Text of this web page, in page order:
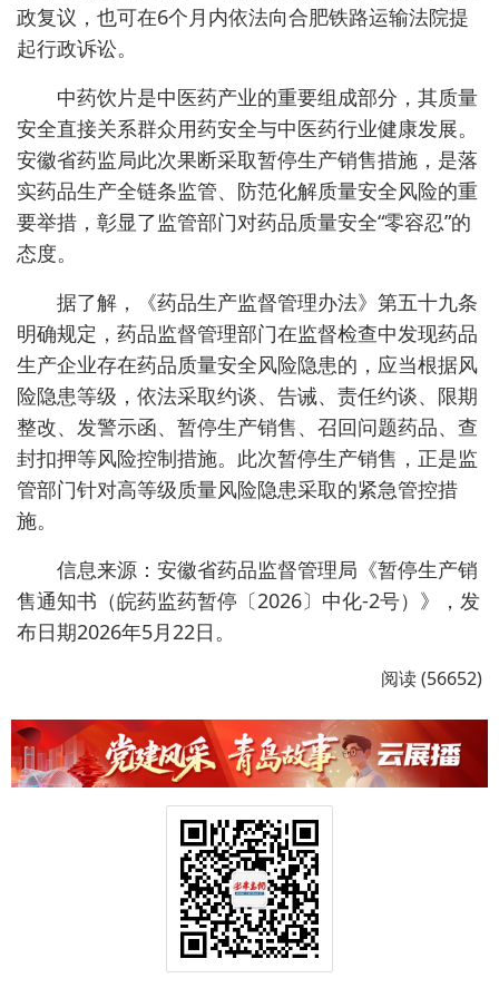
政复议，也可在6个月内依法向合肥铁路运输法院提
起行政诉讼。
中药饮片是中医药产业的重要组成部分，其质量
安全直接关系群众用药安全与中医药行业健康发展。
安徽省药监局此次果断采取暂停生产销售措施，是落
实药品生产全链条监管、防范化解质量安全风险的重
要举措，彰显了监管部门对药品质量安全“零容忍”的
态度。
据了解，《药品生产监督管理办法》第五十九条
明确规定，药品监督管理部门在监督检查中发现药品
生产企业存在药品质量安全风险隐患的，应当根据风
险隐患等级，依法采取约谈、告诫、责任约谈、限期
整改、发警示函、暂停生产销售、召回问题药品、查
封扣押等风险控制措施。此次暂停生产销售，正是监
管部门针对高等级质量风险隐患采取的紧急管控措
施。
信息来源：安徽省药品监督管理局《暂停生产销
售通知书（皖药监药暂停〔2026〕中化-2号）》，发
布日期2026年5月22日。
阅读 (56652)